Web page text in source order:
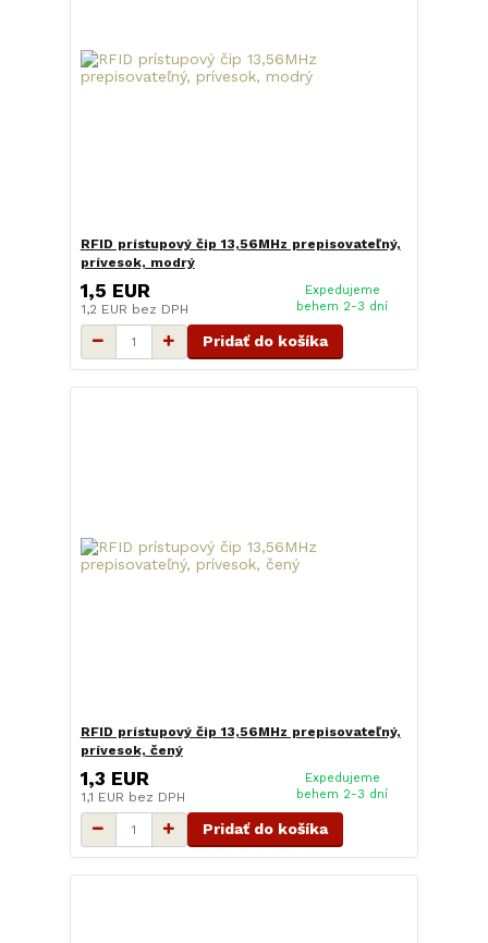
RFID prístupový čip 13,56MHz prepisovateľný,
prívesok, modrý
1,5 EUR
1,2 EUR bez DPH
Expedujeme
behem 2-3 dní
Pridať do košíka
RFID prístupový čip 13,56MHz prepisovateľný,
prívesok, čený
1,3 EUR
1,1 EUR bez DPH
Expedujeme
behem 2-3 dní
Pridať do košíka